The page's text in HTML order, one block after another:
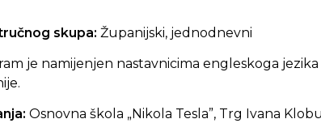
skupa: Županijski, jednodnevni
je namijenjen nastavnicima engleskoga
Osnovna škola „Nikola Tesla”, Trg Ivana